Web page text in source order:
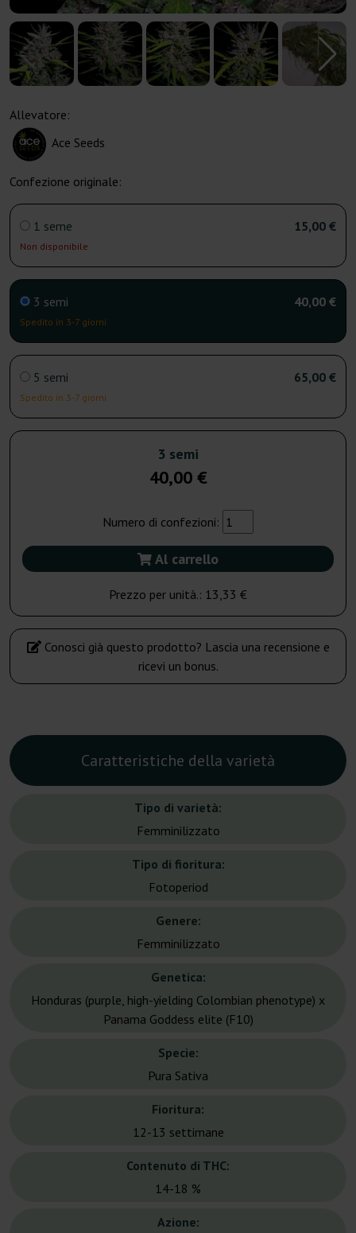
Allevatore:
Ace Seeds
Confezione originale:
1 seme
Non disponibile
15,00 €
3 semi
Spedito in 3-7 giorni
40,00 €
5 semi
Spedito in 3-7 giorni
65,00 €
3 semi
40,00 €
Numero di confezioni:
Al carrello
Prezzo per unità.: 13,33 €
Conosci già questo prodotto? Lascia una recensione e
ricevi un bonus.
Caratteristiche della varietà
Tipo di varietà:
Femminilizzato
Tipo di fioritura:
Fotoperiod
Genere:
Femminilizzato
Genetica:
Honduras (purple, high-yielding Colombian phenotype) x
Panama Goddess elite (F10)
Specie:
Pura Sativa
Fioritura:
12-13 settimane
Contenuto di THC:
14-18 %
Azione: